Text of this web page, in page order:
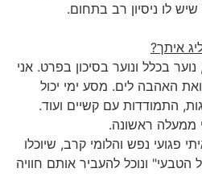
שיש לו ניסיון רב בתחום.
איתך?
נוער בכלל ונוער בסיכון בפרט. אני
האהבה לים. מסע ימי יכול
התמודדות עם קשיים ועוד.
ממעלה ראשונה.
פגועי נפש והלומי קרב, שיוכלו
הטבעי" ונוכל להעביר אותם חוויה